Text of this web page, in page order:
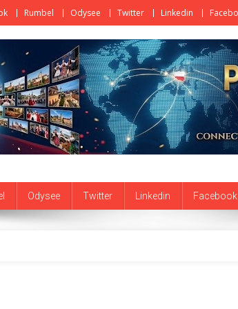
Rumbel Odysee Twitter Linkedin
Odysee Twitter Linkedin Facebook